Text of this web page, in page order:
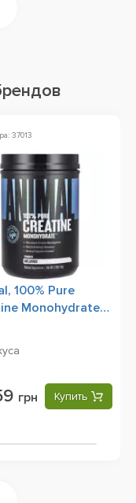
37013
100% Pure
Monohydrate
грн Купить